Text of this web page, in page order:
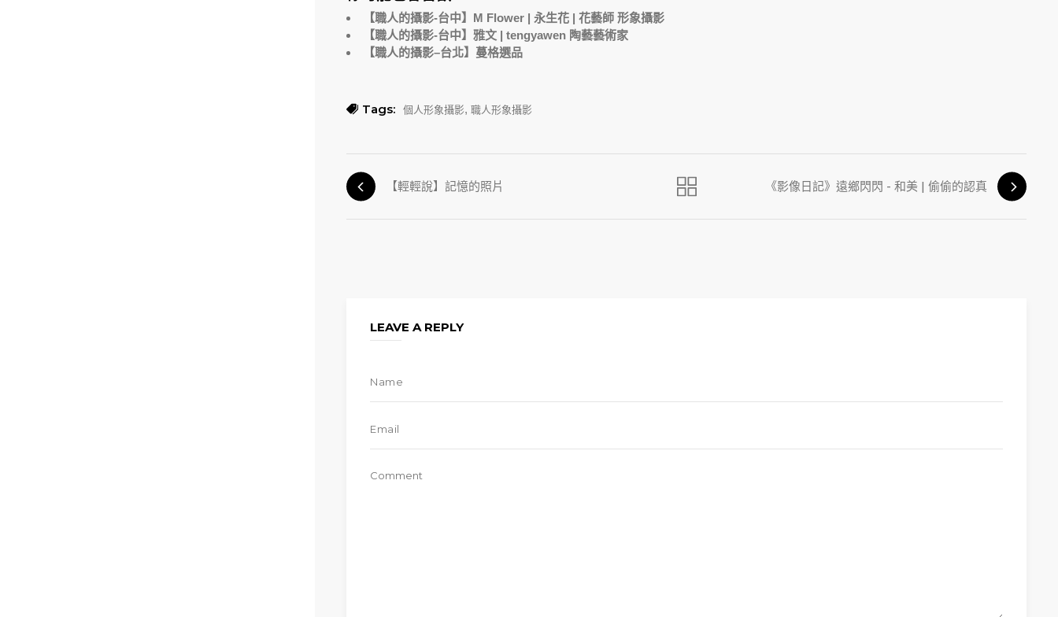
【職人的攝影-台中】M Flower | 永生花 | 花藝師 形象攝影
【職人的攝影-台中】雅文 | tengyawen 陶藝藝術家
【職人的攝影–台北】蔓格選品
Tags: 個人形象攝影, 職人形象攝影
【輕輕說】記憶的照片 《影像日記》遠鄉閃閃 - 和美 | 偷偷的認真
LEAVE A REPLY